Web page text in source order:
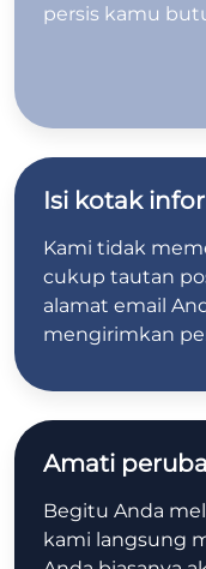
persis kamu
Isi kotak
Kami tidak
cukup tautan
alamat email
mengirimkan
Amati
Begitu Anda
kami langsung